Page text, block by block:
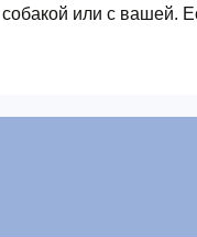
собакой или с вашей.